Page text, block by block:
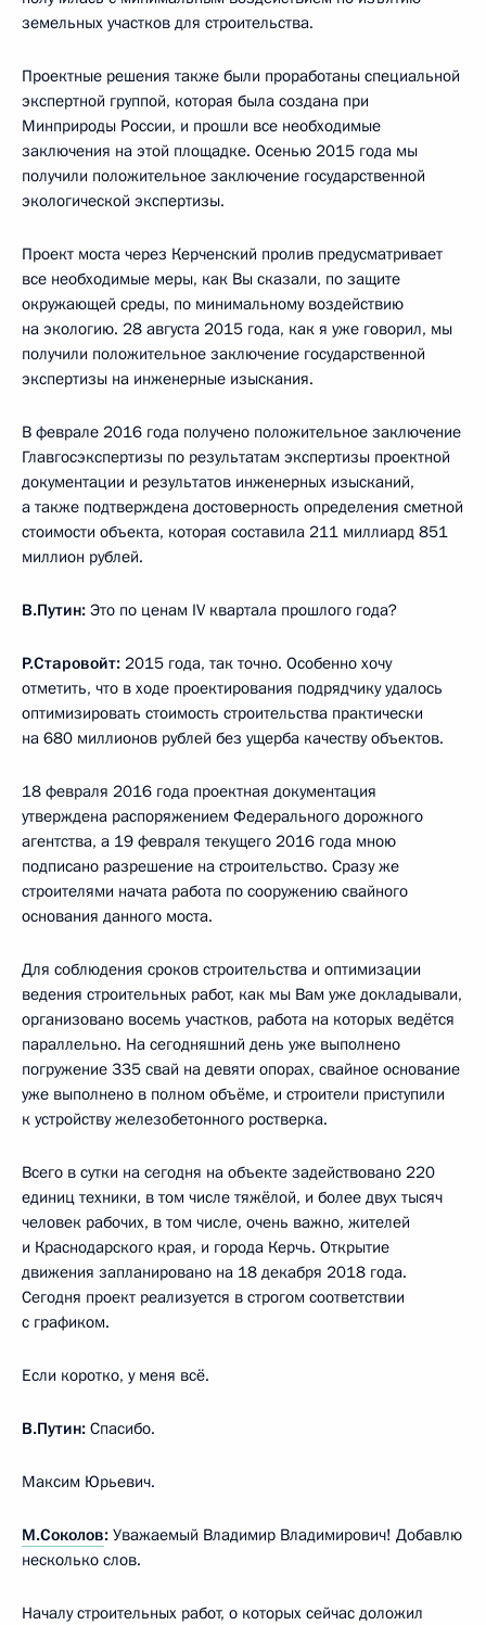
земельных участков для строительства.
Проектные решения также были проработаны специальной
экспертной группой, которая была создана при
Минприроды России, и прошли все необходимые
заключения на этой площадке. Осенью 2015 года мы
получили положительное заключение государственной
экологической экспертизы.
Проект моста через Керченский пролив предусматривает
все необходимые меры, как Вы сказали, по защите
окружающей среды, по минимальному воздействию
на экологию. 28 августа 2015 года, как я уже говорил, мы
получили положительное заключение государственной
экспертизы на инженерные изыскания.
В феврале 2016 года получено положительное заключение
Главгосэкспертизы по результатам экспертизы проектной
документации и результатов инженерных изысканий,
а также подтверждена достоверность определения сметной
стоимости объекта, которая составила 211 миллиард 851
миллион рублей.
В.Путин: Это по ценам IV квартала прошлого года?
Р.Старовойт: 2015 года, так точно. Особенно хочу
отметить, что в ходе проектирования подрядчику удалось
оптимизировать стоимость строительства практически
на 680 миллионов рублей без ущерба качеству объектов.
18 февраля 2016 года проектная документация
утверждена распоряжением Федерального дорожного
агентства, а 19 февраля текущего 2016 года мною
подписано разрешение на строительство. Сразу же
строителями начата работа по сооружению свайного
основания данного моста.
Для соблюдения сроков строительства и оптимизации
ведения строительных работ, как мы Вам уже докладывали,
организовано восемь участков, работа на которых ведётся
параллельно. На сегодняшний день уже выполнено
погружение 335 свай на девяти опорах, свайное основание
уже выполнено в полном объёме, и строители приступили
к устройству железобетонного ростверка.
Всего в сутки на сегодня на объекте задействовано 220
единиц техники, в том числе тяжёлой, и более двух тысяч
человек рабочих, в том числе, очень важно, жителей
и Краснодарского края, и города Керчь. Открытие
движения запланировано на 18 декабря 2018 года.
Сегодня проект реализуется в строгом соответствии
с графиком.
Если коротко, у меня всё.
В.Путин: Спасибо.
Максим Юрьевич.
М.Соколов: Уважаемый Владимир Владимирович! Добавлю
несколько слов.
Началу строительных работ, о которых сейчас доложил